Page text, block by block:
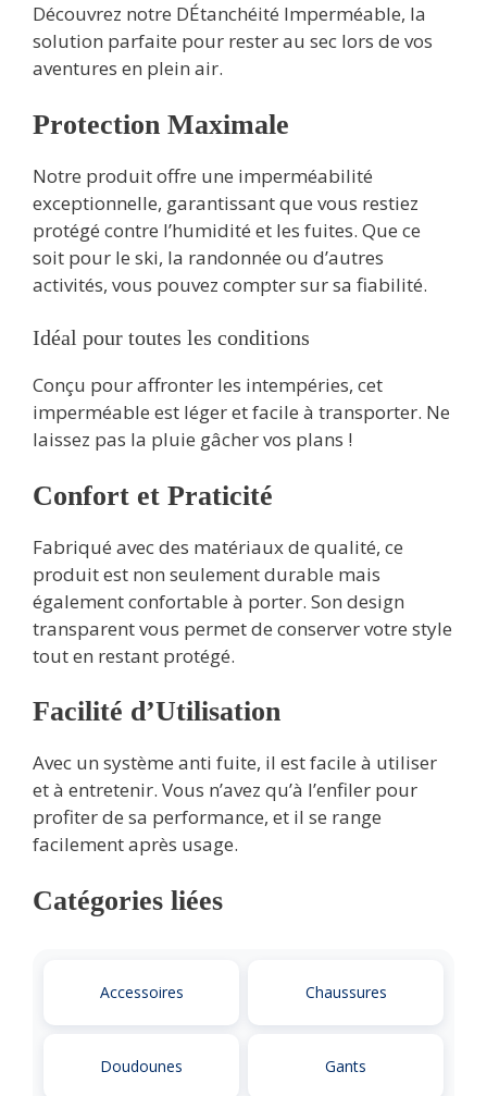
Découvrez notre DÉtanchéité Imperméable, la
solution parfaite pour rester au sec lors de vos
aventures en plein air.
Protection Maximale
Notre produit offre une imperméabilité
exceptionnelle, garantissant que vous restiez
protégé contre l’humidité et les fuites. Que ce
soit pour le ski, la randonnée ou d’autres
activités, vous pouvez compter sur sa fiabilité.
Idéal pour toutes les conditions
Conçu pour affronter les intempéries, cet
imperméable est léger et facile à transporter. Ne
laissez pas la pluie gâcher vos plans !
Confort et Praticité
Fabriqué avec des matériaux de qualité, ce
produit est non seulement durable mais
également confortable à porter. Son design
transparent vous permet de conserver votre style
tout en restant protégé.
Facilité d’Utilisation
Avec un système anti fuite, il est facile à utiliser
et à entretenir. Vous n’avez qu’à l’enfiler pour
profiter de sa performance, et il se range
facilement après usage.
Catégories liées
Accessoires Chaussures
Doudounes Gants